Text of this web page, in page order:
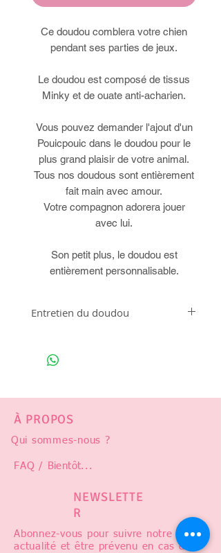
Ce doudou comblera votre chien
pendant ses parties de jeux.
Le doudou est composé de tissus
Minky et de ouate anti-acharien.
Vous pouvez demander l'ajout d'un
Pouicpouic dans le doudou pour le
plus grand plaisir de votre animal.
Tous nos doudous sont entièrement
fait main avec amour.
Votre compagnon adorera jouer
avec lui.
Son petit plus, le doudou est
entièrement personnalisable.
Entretien du doudou
À PROPOS
Qui sommes-nous ?
FAQ / Bientôt...
NEWSLETTE
R
Abonnez-vous pour suivre notre
actualité et être prévenu en cas de